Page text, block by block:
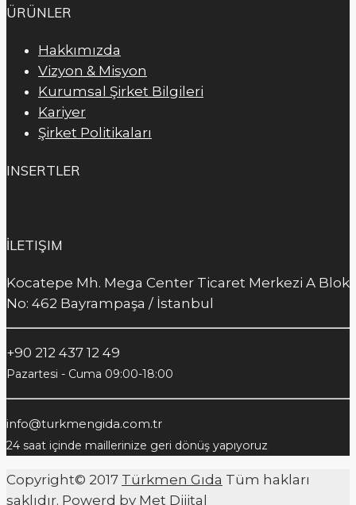
ÜRÜNLER
Hakkımızda
Vizyon & Misyon
Kurumsal Şirket Bilgileri
Kariyer
Şirket Politikaları
INSERTLER
İLETIŞIM
Kocatepe Mh. Mega Center Ticaret Merkezi A Blok
No: 462 Bayrampaşa / İstanbul
+90 212 437 12 49
Pazartesi - Cuma 09:00-18:00
info@turkmengida.com.tr
24 saat içinde maillerinize geri dönüş yapıyoruz
Copyright© 2017 Türkmen Gıda Tüm hakları
saklıdır. Powerd by Met Dijital